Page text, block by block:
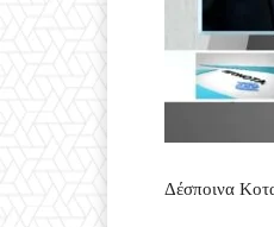
Δέσποινα